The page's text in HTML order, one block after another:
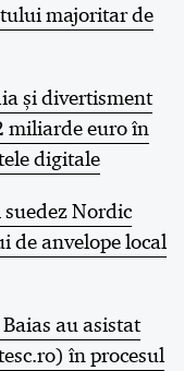
majoritar de
și divertisment
miliarde euro în
digitale
Nordic
de anvelope local
au asistat
în procesul